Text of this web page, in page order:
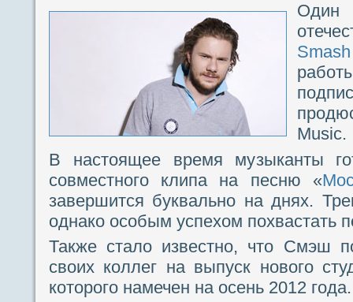
Один
Smash
Music.
В настоящее время музыканты
совместного клипа на песню «
завершится буквально на днях.
однако особым успехом похвастать
Также стало известно, что Смэш
своих коллег на выпуск нового
которого намечен на осень 2012 года.